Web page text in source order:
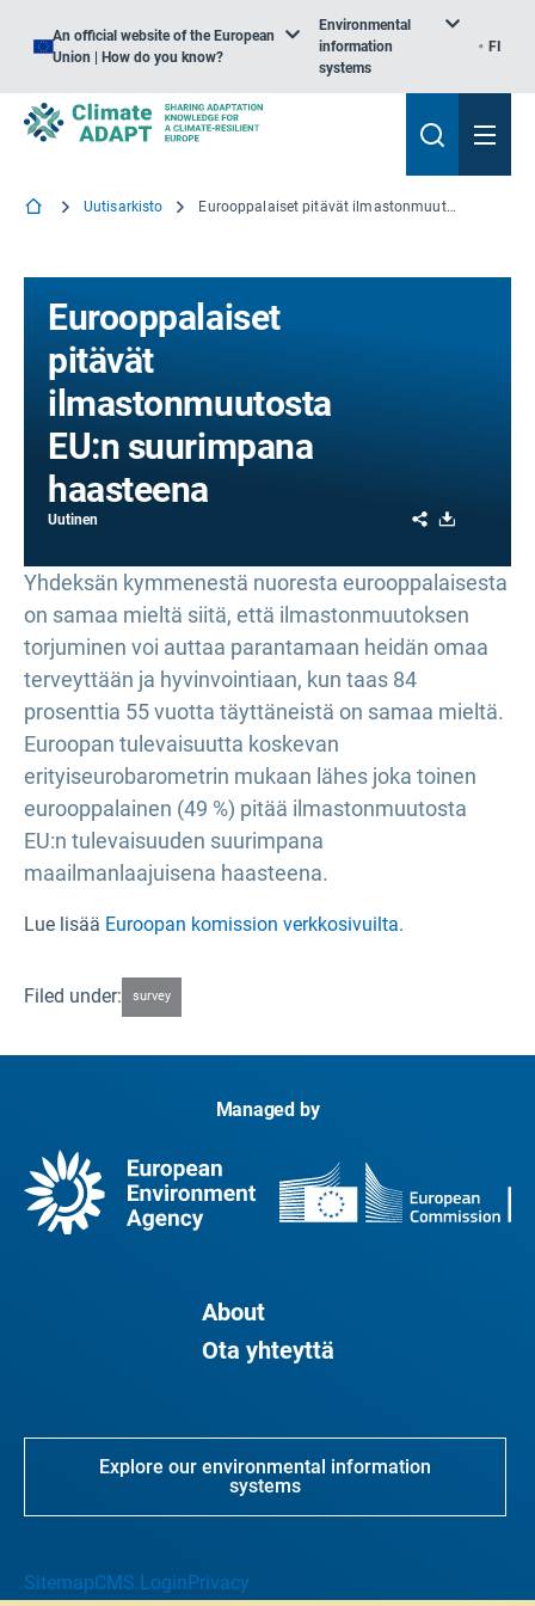
An official website of the European
Union | How do you know?
Environmental
information
systems
FI
Uutisarkisto Eurooppalaiset pitävät ilmastonmuutosta EU:n suurimpana haasteena
Eurooppalaiset
pitävät
ilmastonmuutosta
EU:n suurimpana
haasteena
Uutinen Share
Yhdeksän kymmenestä nuoresta eurooppalaisesta
on samaa mieltä siitä, että ilmastonmuutoksen
torjuminen voi auttaa parantamaan heidän omaa
terveyttään ja hyvinvointiaan, kun taas 84
prosenttia 55 vuotta täyttäneistä on samaa mieltä.
Euroopan tulevaisuutta koskevan
erityiseurobarometrin mukaan lähes joka toinen
eurooppalainen (49 %) pitää ilmastonmuutosta
EU:n tulevaisuuden suurimpana
maailmanlaajuisena haasteena.
Lue lisää Euroopan komission verkkosivuilta.
Filed under: survey
Managed by
About
Ota yhteyttä
Explore our environmental information
systems
SitemapCMS Login Privacy